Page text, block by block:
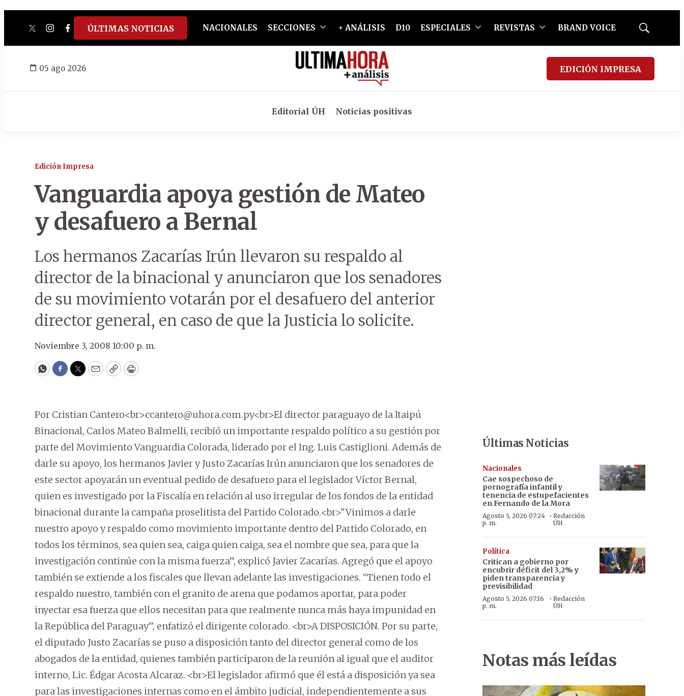
twitterinstagram
facebook
tiktokyoutube
spotify
ÚLTIMAS NOTICIAS NACIONALES SECCIONES + ANÁLISIS D10 ESPECIALES REVISTAS BRAND VOICE
Mostrar
05 ago 2026 EDICIÓN IMPRESA
Editorial ÚH Noticias positivas
Edición Impresa
Vanguardia apoya gestión de Mateo
y desafuero a Bernal
Los hermanos Zacarías Irún llevaron su respaldo al
director de la binacional y anunciaron que los senadores
de su movimiento votarán por el desafuero del anterior
director general, en caso de que la Justicia lo solicite.
Noviembre 3, 2008 10:00 p. m.
WhatsApp
Facebook
Twitter
EmailCopyPrint
Por Cristian Cantero<br>ccantero@uhora.com.py<br>El director paraguayo de la Itaipú
Binacional, Carlos Mateo Balmelli, recibió un importante respaldo político a su gestión por
parte del Movimiento Vanguardia Colorada, liderado por el Ing. Luis Castiglioni. Además de
darle su apoyo, los hermanos Javier y Justo Zacarías Irún anunciaron que los senadores de
este sector apoyarán un eventual pedido de desafuero para el legislador Víctor Bernal,
quien es investigado por la Fiscalía en relación al uso irregular de los fondos de la entidad
binacional durante la campaña proselitista del Partido Colorado.<br>"Vinimos a darle
nuestro apoyo y respaldo como movimiento importante dentro del Partido Colorado, en
todos los términos, sea quien sea, caiga quien caiga, sea el nombre que sea, para que la
investigación continúe con la misma fuerza”, explicó Javier Zacarías. Agregó que el apoyo
también se extiende a los fiscales que llevan adelante las investigaciones. “Tienen todo el
respaldo nuestro, también con el granito de arena que podamos aportar, para poder
inyectar esa fuerza que ellos necesitan para que realmente nunca más haya impunidad en
la República del Paraguay”, enfatizó el dirigente colorado. <br>A DISPOSICIÓN. Por su parte,
el diputado Justo Zacarías se puso a disposición tanto del director general como de los
abogados de la entidad, quienes también participaron de la reunión al igual que el auditor
interno, Lic. Édgar Acosta Alcaraz. <br>El legislador afirmó que él está a disposición ya sea
para las investigaciones internas como en el ámbito judicial, independientemente a sus
Últimas Noticias
Nacionales
Cae sospechoso de
pornografía infantil y
tenencia de estupefacientes
en Fernando de la Mora
Agosto 5, 2026 07:24
p. m.
·Redacción
ÚH
Política
Critican a gobierno por
encubrir déficit del 3,2% y
piden transparencia y
previsibilidad
Agosto 5, 2026 07:16
p. m.
· Redacción
ÚH
Notas más leídas